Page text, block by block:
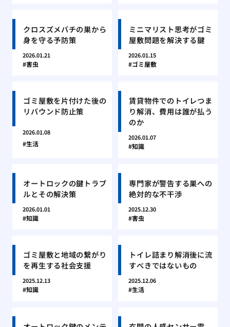
クロスズメバチの巣から
身を守る予防策
2026.01.21
害虫
ミニマリスト思考がゴミ
屋敷問題を解決する鍵
2026.01.15
ゴミ屋敷
ゴミ屋敷を片付けた後の
リバウンド防止策
2026.01.08
生活
賃貸物件でのトイレつま
り解消、費用は誰が払う
のか
2026.01.07
知識
オートロックの鍵トラブ
ルとその解決策
2026.01.01
知識
専門家が警告する巣への
絶対的な不干渉
2025.12.30
害虫
ゴミ屋敷と地域の繋がり
を再生する社会支援
2025.12.13
知識
トイレ詰まり解消後に流
すべきではないもの
2025.12.06
生活